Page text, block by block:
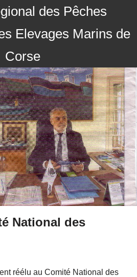
des Pêches
Elevages Marins de
Corse
National des
réélu au Comité National des